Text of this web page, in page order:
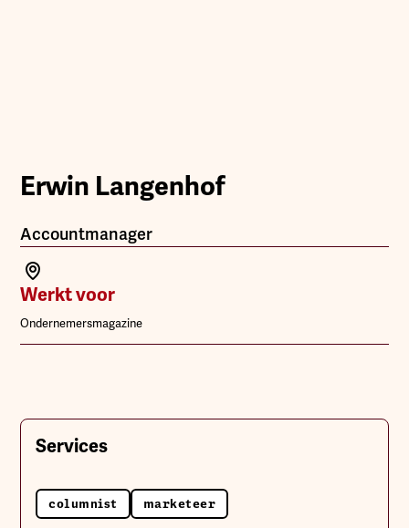
Erwin Langenhof
Accountmanager
Werkt voor
Ondernemersmagazine
Services
columnist marketeer